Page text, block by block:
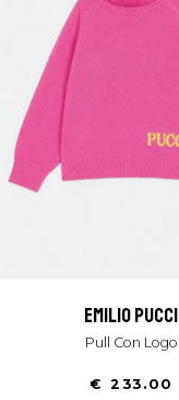
emilio pucci
Pull Con Logo
€ 233.00